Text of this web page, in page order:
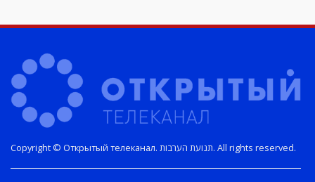
Copyright © Открытый телеканал. תנועת הערבות. All rights reserved.